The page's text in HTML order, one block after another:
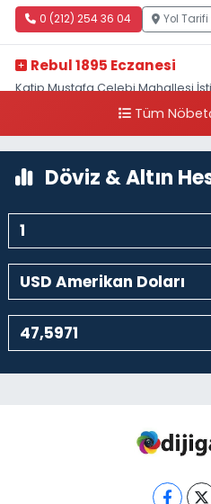
0 (212) 254 36 04 Yol Tarifi
Rebul 1895 Eczanesi
Katip Mustafa Çelebi Mahallesi
Tüm
Döviz & Altın